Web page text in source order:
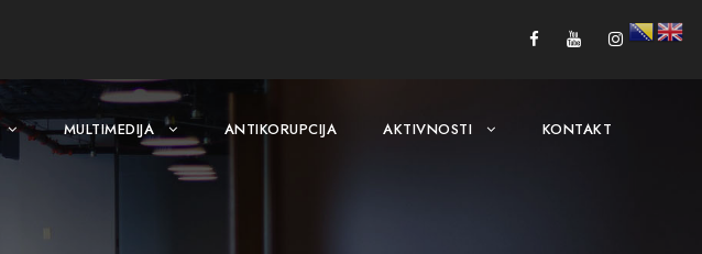
MULTIMEDIJA ANTIKORUPCIJA AKTIVNOSTI KONTAKT